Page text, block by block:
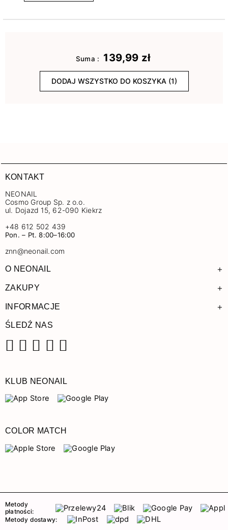
Suma : 139,99 zł
DODAJ WSZYSTKO DO KOSZYKA (1)
KONTAKT
NEONAIL
Cosmo Group Sp. z o.o.
ul. Dojazd 15, 62-090 Kiekrz
+48 612 502 439
Pon. – Pt. 8:00–16:00
znn@neonail.com
O NEONAIL +
ZAKUPY +
INFORMACJE +
ŚLEDŹ NAS
KLUB NEONAIL
COLOR MATCH
Metody
płatności:
Metody dostawy: